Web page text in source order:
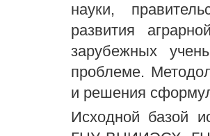
науки,
развития
зарубежных
проблеме.
и решения
Исходной базой